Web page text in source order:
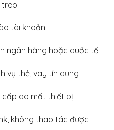
treo
tài khoản
ngân hàng hoặc quốc tế
vụ thẻ, vay tín dụng
do mất thiết bị
không thao tác được